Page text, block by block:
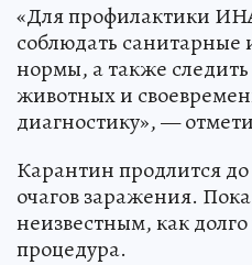
«Для профилактики
соблюдать санитарные
нормы, а также
животных и
диагностику», —
Карантин продлится
очагов заражения. Пока
неизвестным, как
процедура.